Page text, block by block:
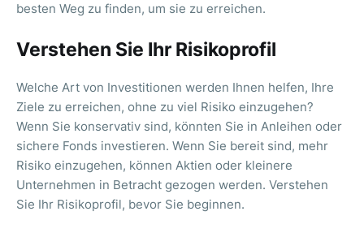
besten Weg zu finden, um sie zu erreichen.
Verstehen Sie Ihr Risikoprofil
Welche Art von Investitionen werden Ihnen helfen, Ihre
Ziele zu erreichen, ohne zu viel Risiko einzugehen?
Wenn Sie konservativ sind, könnten Sie in Anleihen oder
sichere Fonds investieren. Wenn Sie bereit sind, mehr
Risiko einzugehen, können Aktien oder kleinere
Unternehmen in Betracht gezogen werden. Verstehen
Sie Ihr Risikoprofil, bevor Sie beginnen.